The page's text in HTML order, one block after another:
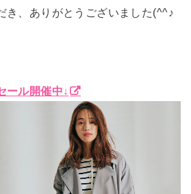
き、ありがとうございました(^^♪
ール開催中↓